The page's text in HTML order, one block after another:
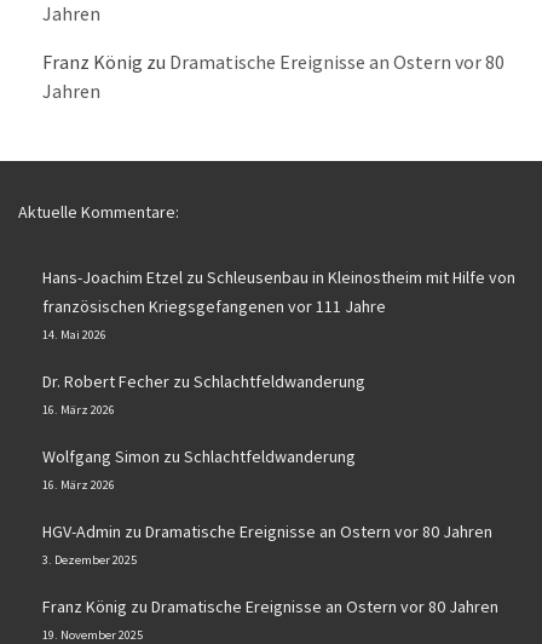
Jahren
Franz König zu Dramatische Ereignisse an Ostern vor 80
Jahren
Aktuelle Kommentare:
Hans-Joachim Etzel zu Schleusenbau in Kleinostheim mit Hilfe von
französischen Kriegsgefangenen vor 111 Jahre
14. Mai 2026
Dr. Robert Fecher zu Schlachtfeldwanderung
16. März 2026
Wolfgang Simon zu Schlachtfeldwanderung
16. März 2026
HGV-Admin zu Dramatische Ereignisse an Ostern vor 80 Jahren
3. Dezember 2025
Franz König zu Dramatische Ereignisse an Ostern vor 80 Jahren
19. November 2025